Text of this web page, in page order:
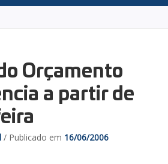
Orçamento
a partir de
/ Publicado em 16/06/2006